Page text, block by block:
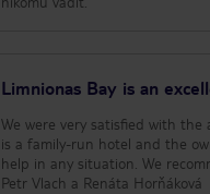
Limnionas Bay is an
We were very satisfied with
is a family-run hotel and the
help in any situation. We
Petr Vlach a Renáta Horňáková